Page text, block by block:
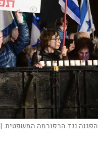
הפגנה נגד הרפורמה המשפטית. |